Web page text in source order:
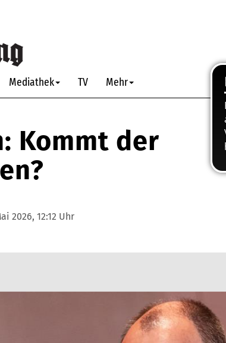
Mediathek TV Mehr
Kommt der
2026, 12:12 Uhr